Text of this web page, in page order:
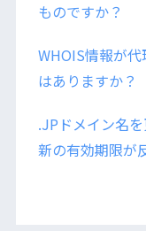
ものですか？
WHOIS情報が
はありますか？
.JPドメイン名
新の有効期限が